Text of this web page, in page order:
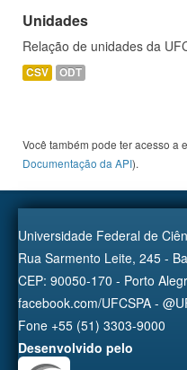
Unidades
Relação de unidades da
CSV ODT
Você também pode ter acesso a
Documentação da API).
Universidade Federal de
Rua Sarmento Leite, 245 -
CEP: 90050-170 - Porto
facebook.com/UFCSPA -
Fone +55 (51) 3303-9000
Desenvolvido pelo